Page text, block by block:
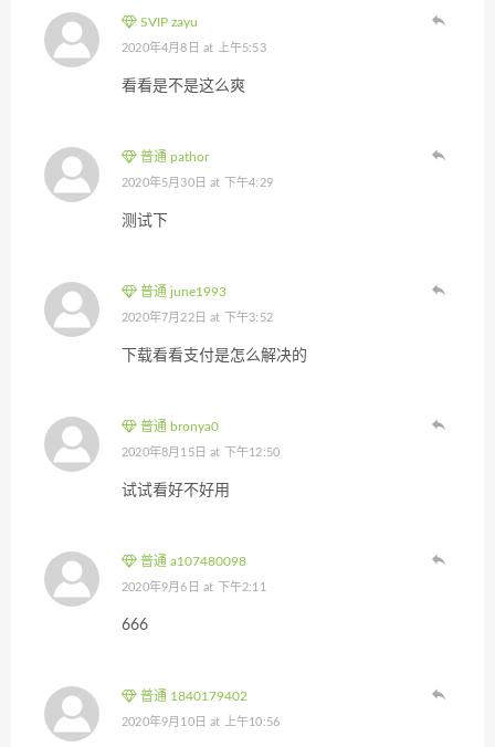
SVIP zayu
2020年4月8日 at 上午5:53
看看是不是这么爽
普通 pathor
2020年5月30日 at 下午4:29
测试下
普通 june1993
2020年7月22日 at 下午3:52
下载看看支付是怎么解决的
普通 bronya0
2020年8月15日 at 下午12:50
试试看好不好用
普通 a107480098
2020年9月6日 at 下午2:11
666
普通 1840179402
2020年9月10日 at 上午10:56